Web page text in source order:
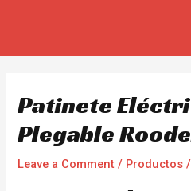
Patinete
Plegable
Leave a Comment / Productos